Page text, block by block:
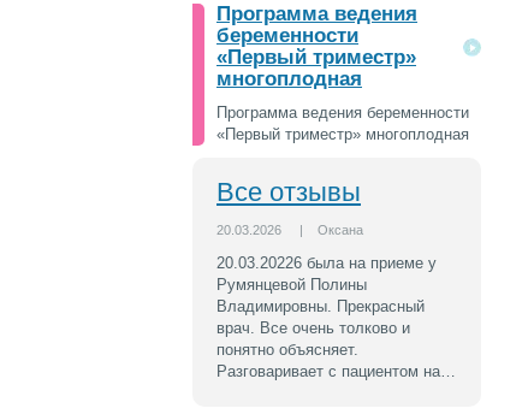
Программа ведения
беременности
«Первый триместр»
многоплодная
Программа ведения беременности
«Первый триместр» многоплодная
Все отзывы
20.03.2026 | Оксана
20.03.20226 была на приеме у
Румянцевой Полины
Владимировны. Прекрасный
врач. Все очень толково и
понятно объясняет.
Разговаривает с пациентом на…